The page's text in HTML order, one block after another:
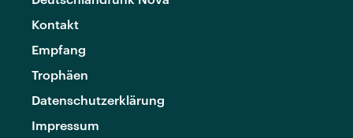
Kontakt
Empfang
Trophäen
Datenschutzerklärung
Impressum